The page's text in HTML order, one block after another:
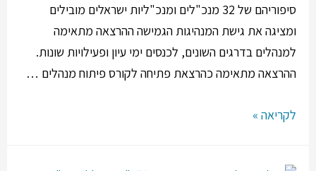
סיפוריהם של 32 מנכ"לים ומנכ"ליות ישראלים מובילים
ומציגה את גישת המנהיגות הגמישה ההרצאה מתאימה
למנהלים בדרגים השונים, לכנסים ימי עיון ופעילויות שונות.
ההרצאה מתאימה כהרצאת פתיחה לקורס פיתוח מנהלים …
לקריאה »